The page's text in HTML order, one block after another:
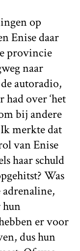
op
Enise daar
provincie
naar
autoradio,
had over ‘het
bij andere
merkte dat
van Enise
haar schuld
Was
adrenaline,
hun
er voor
dus hun